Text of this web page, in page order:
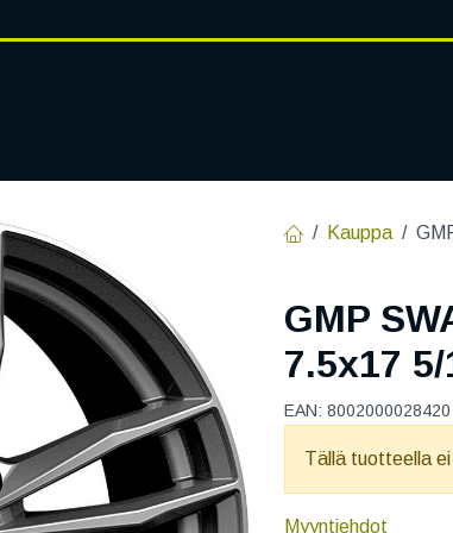
Kauppa
GMP
7.5x17
EAN: 8002000028420
Tällä tuotteella
Myyntiehdot